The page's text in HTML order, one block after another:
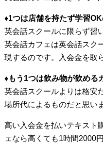
♦1つは店舗を持たず学習
英会話スクールに限らず習
英会話カフェは英会話スク
現するのです。入会金を取
♦もう1つは飲み物が飲める
英会話スクールよりは格安
場所代によるものだと思い
高い入会金を払いテキスト
ェなら高くても1時間2000